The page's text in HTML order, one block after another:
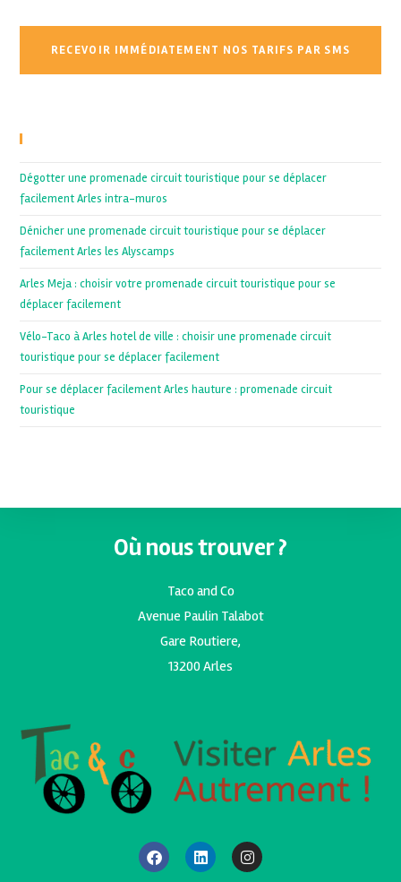
Dégotter une promenade circuit touristique pour se déplacer
facilement Arles intra-muros
Dénicher une promenade circuit touristique pour se déplacer
facilement Arles les Alyscamps
Arles Meja : choisir votre promenade circuit touristique pour se
déplacer facilement
Vélo-Taco à Arles hotel de ville : choisir une promenade circuit
touristique pour se déplacer facilement
Pour se déplacer facilement Arles hauture : promenade circuit
touristique
Où nous trouver ?
Taco and Co
Avenue Paulin Talabot
Gare Routiere,
13200 Arles